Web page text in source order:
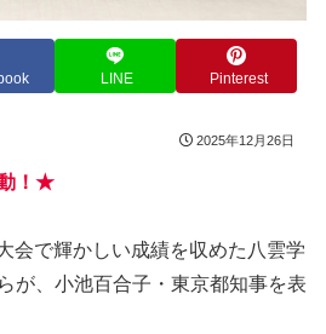
LINE Pinterest
2025年12月26日
！★
会で輝かしい成績を収めた八雲学
が、小池百合子・東京都知事を表